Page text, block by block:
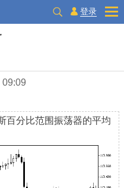
登录
09:09
百分比范围振荡器的平均